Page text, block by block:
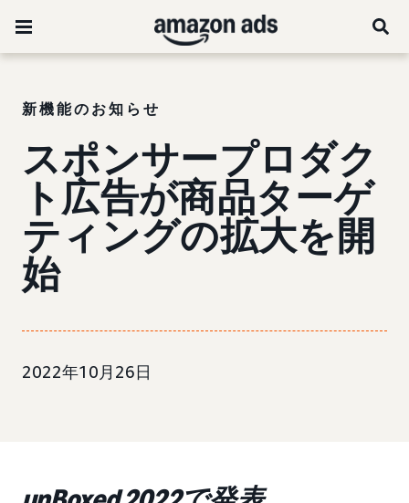
新機能のお知らせ
スポンサープロダク
ト広告が商品ターゲ
ティングの拡大を開
始
2022年10月26日